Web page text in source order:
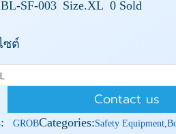
SF-003 Size.XL 0 Sold
ซต์
Contact us
GROBCategories:Safety Equipment,